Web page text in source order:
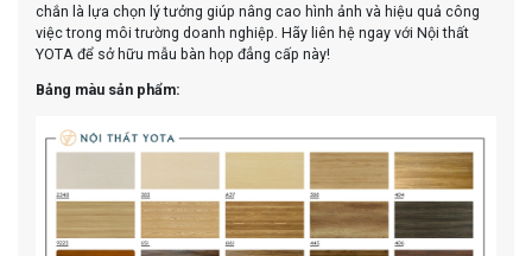
chắn là lựa chọn lý tưởng giúp nâng cao hình ảnh và hiệu quả công
việc trong môi trường doanh nghiệp. Hãy liên hệ ngay với Nội thất
YOTA để sở hữu mẫu bàn họp đẳng cấp này!
Bảng màu sản phẩm: